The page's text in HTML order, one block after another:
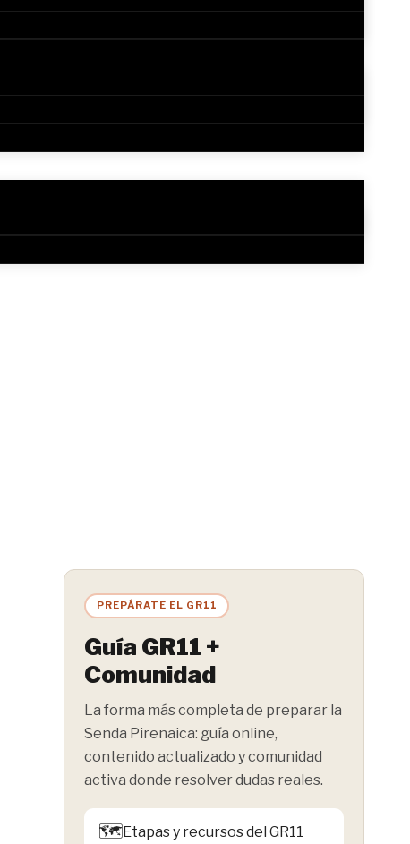
PREPÁRATE EL GR11
Guía GR11 +
Comunidad
La forma más completa de preparar la
Senda Pirenaica: guía online,
contenido actualizado y comunidad
activa donde resolver dudas reales.
🗺️Etapas y recursos del GR11